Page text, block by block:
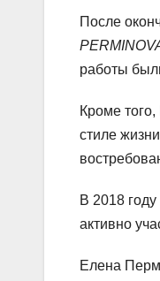
После
работы
Кроме
стиле
В 2018
активно
Елена